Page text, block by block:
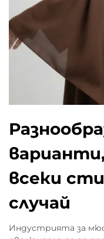
всеки
случай
Индустрията за